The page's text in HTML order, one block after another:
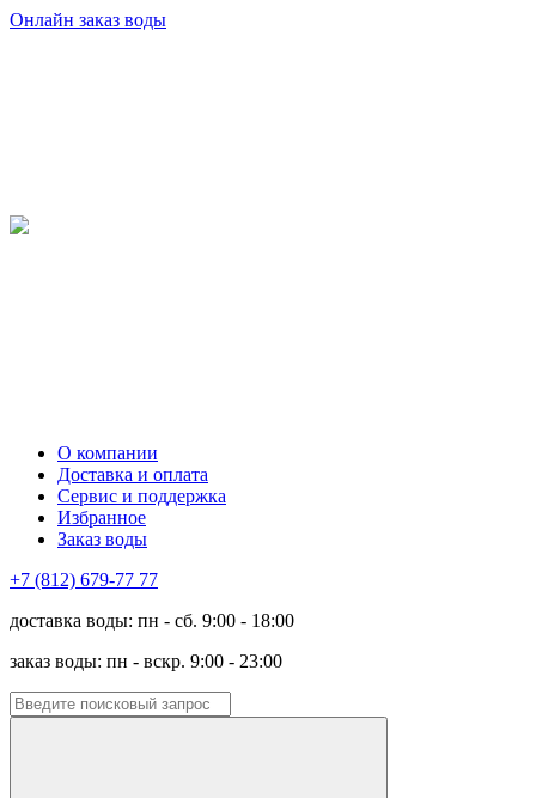
Онлайн заказ воды
О компании
Доставка и оплата
Сервис и поддержка
Избранное
Заказ воды
+7 (812) 679-77 77
доставка воды: пн - сб. 9:00 - 18:00
заказ воды: пн - вскр. 9:00 - 23:00